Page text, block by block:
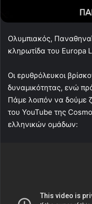
Ολυμπιακός,
κληρωτίδα του Europa
Οι ερυθρόλευκοι
δυναμικότητας, ενώ
Πάμε λοιπόν να δούμε
του YouTube της
ελληνικών ομάδων: